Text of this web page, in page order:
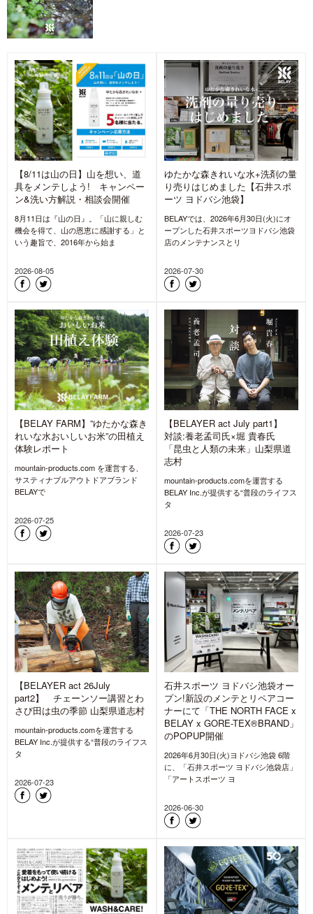
【8/11は山の日】山を想い、道
具をメンテしよう! キャンペー
ン&洗い方解説・相談会開催
8月11日は『山の日』。「山に親しむ
機会を得て、山の恩恵に感謝する」と
いう趣旨で、2016年から始ま
2026-08-05
ゆたかな森きれいな水+洗剤の量
り売りはじめました【石井スポ
ーツ ヨドバシ池袋】
BELAYでは、2026年6月30日(火)にオ
ープンした石井スポーツヨドバシ池袋
店のメンテナンスとリ
2026-07-30
【BELAY FARM】”ゆたかな森き
れいな水おいしいお米”の田植え
体験レポート
mountain-products.com を運営する、
サスティナブルアウトドアブランド
BELAYで
2026-07-25
【BELAYER act July part1】
対談:養老孟司氏×堀 貴春氏
「昆虫と人類の未来」山梨県道
志村
mountain-products.comを運営する
BELAY Inc.が提供する“普段のライフス
タ
2026-07-23
【BELAYER act 26July
part2】 チェーンソー講習とわ
さび田は虫の季節 山梨県道志村
mountain-products.comを運営する
BELAY Inc.が提供する“普段のライフス
タ
2026-07-23
石井スポーツ ヨドバシ池袋オー
プン!新設のメンテとリペアコー
ナーにて「THE NORTH FACE x
BELAY x GORE-TEX®BRAND」
のPOPUP開催
2026年6月30日(火)ヨドバシ池袋 6階
に、「石井スポーツ ヨドバシ池袋店」
「アートスポーツ ヨ
2026-06-30